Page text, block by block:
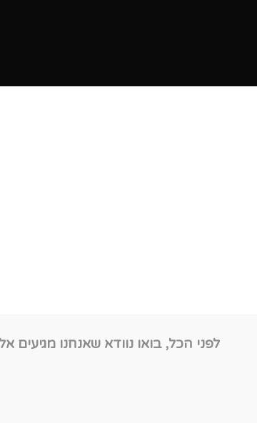
לפני הכל, בואו נוודא שאנחנו מגיעים